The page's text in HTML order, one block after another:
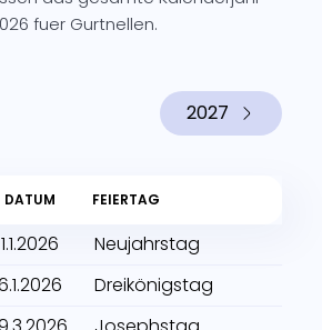
fuer Gurtnellen.
2027
DATUM FEIERTAG
1.1.2026
Neujahrstag
Dreikönigstag